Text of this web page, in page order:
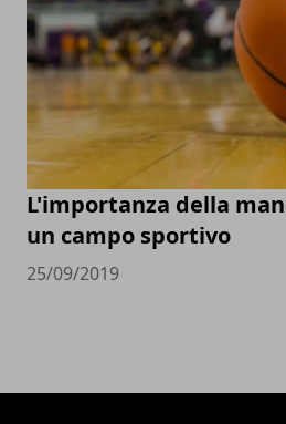
L'importanza della
un campo sportivo
25/09/2019